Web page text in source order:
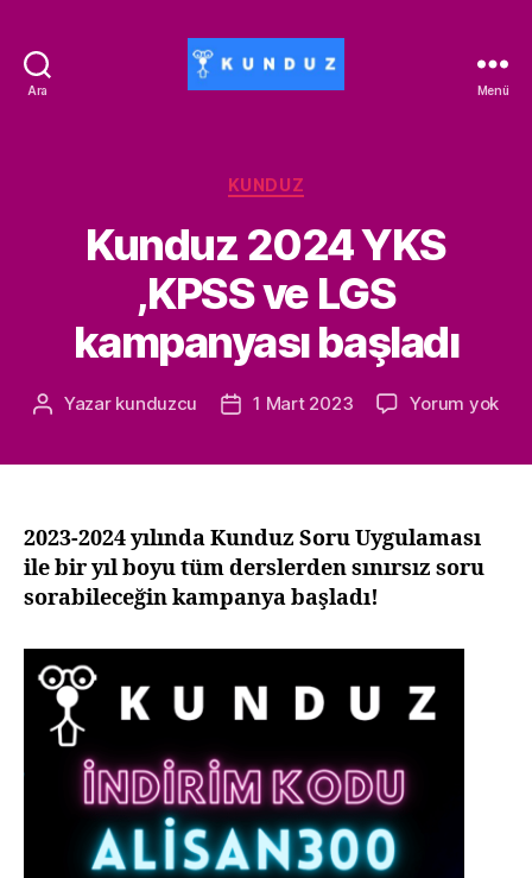
Ara
-
ALİSAN453T-
500ALİSAN
Menü
Kategoriler
KUNDUZ
Kunduz 2024 YKS
,KPSS ve LGS
kampanyası başladı
Yazının
Yazar kunduzcu
Yazı1 Mart 2023 Yorum yok
2023-2024 yılında Kunduz Soru Uygulaması
ile bir yıl boyu tüm derslerden sınırsız soru
sorabileceğin kampanya başladı!